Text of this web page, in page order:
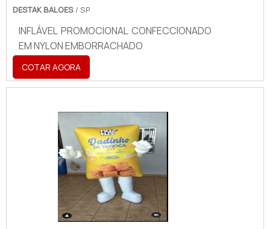
DESTAK BALOES / SP
INFLÁVEL PROMOCIONAL CONFECCIONADO
EM NYLON EMBORRACHADO
COTAR AGORA